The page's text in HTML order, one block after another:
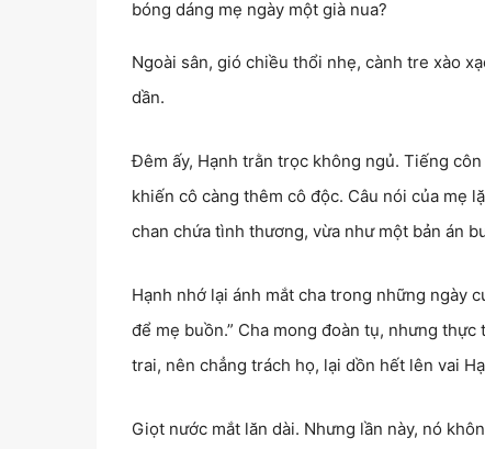
bóng dáng mẹ ngày một già nua?
Ngoài sân, gió chiều thổi nhẹ, cành tre xào
dần.
Đêm ấy, Hạnh trằn trọc không ngủ. Tiếng
khiến cô càng thêm cô độc. Câu nói của mẹ
chan chứa tình thương, vừa như một bản án
Hạnh nhớ lại ánh mắt cha trong những ngày
để mẹ buồn.” Cha mong đoàn tụ, nhưng
trai, nên chẳng trách họ, lại dồn hết lên vai
Giọt nước mắt lăn dài. Nhưng lần này, nó